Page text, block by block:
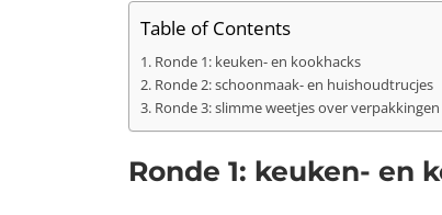
Table of Contents
Ronde 1: keuken- en kookhacks
Ronde 2: schoonmaak- en huishoudtrucjes
Ronde 3: slimme weetjes over
Ronde 1: keuken- en